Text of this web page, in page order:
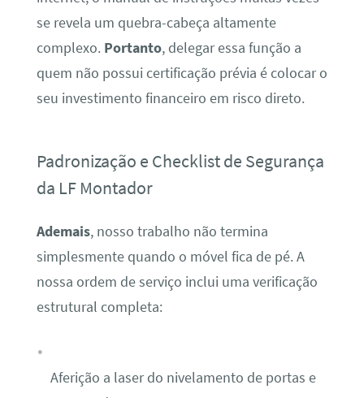
se revela um quebra-cabeça altamente
complexo. Portanto, delegar essa função a
quem não possui certificação prévia é colocar o
seu investimento financeiro em risco direto.
Padronização e Checklist de Segurança
da LF Montador
Ademais, nosso trabalho não termina
simplesmente quando o móvel fica de pé. A
nossa ordem de serviço inclui uma verificação
estrutural completa:
Aferição a laser do nivelamento de portas e